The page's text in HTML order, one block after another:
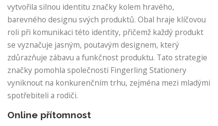
vytvořila silnou identitu značky kolem hravého,
barevného designu svých produktů. Obal hraje klíčovou
roli při komunikaci této identity, přičemž každý produkt
se vyznačuje jasným, poutavým designem, který
zdůrazňuje zábavu a funkčnost produktu. Tato strategie
značky pomohla společnosti Fingerling Stationery
vyniknout na konkurenčním trhu, zejména mezi mladými
spotřebiteli a rodiči.
Online přítomnost